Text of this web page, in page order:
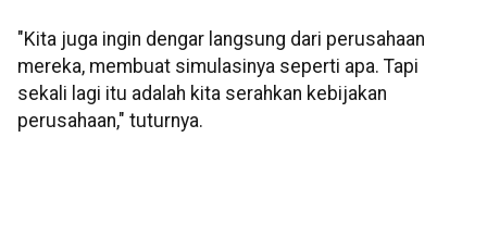
"Kita juga ingin dengar langsung dari perusahaan
mereka, membuat simulasinya seperti apa. Tapi
sekali lagi itu adalah kita serahkan kebijakan
perusahaan," tuturnya.